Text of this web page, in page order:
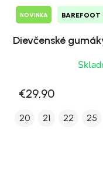
NOVINKA BAREFOOT
Dievčenské
€29,90
20 21 22 25